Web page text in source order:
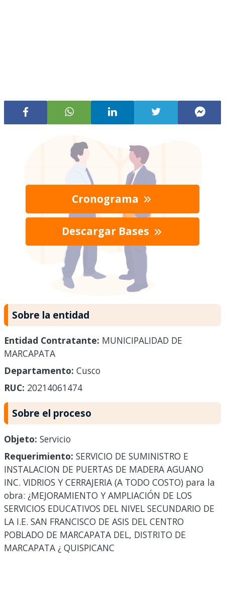
Cronograma
Descargar Bases
Sobre la entidad
Entidad Contratante: MUNICIPALIDAD DE
MARCAPATA
Departamento: Cusco
RUC: 20214061474
Sobre el proceso
Objeto: Servicio
Requerimiento: SERVICIO DE SUMINISTRO E
INSTALACION DE PUERTAS DE MADERA AGUANO
INC. VIDRIOS Y CERRAJERIA (A TODO COSTO) para la
obra: ¿MEJORAMIENTO Y AMPLIACIÓN DE LOS
SERVICIOS EDUCATIVOS DEL NIVEL SECUNDARIO DE
LA I.E. SAN FRANCISCO DE ASIS DEL CENTRO
POBLADO DE MARCAPATA DEL, DISTRITO DE
MARCAPATA ¿ QUISPICANC